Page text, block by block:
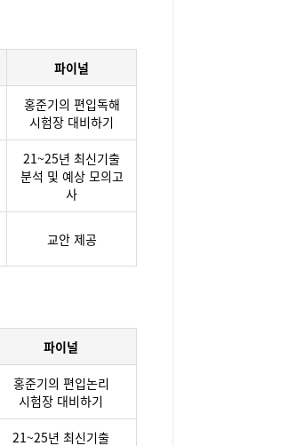
파이널
홍준기의 편입독해
시험장 대비하기
21~25년 최신기출
분석 및 예상 모의고
사
교안 제공
파이널
홍준기의 편입논리
시험장 대비하기
21~25년 최신기출